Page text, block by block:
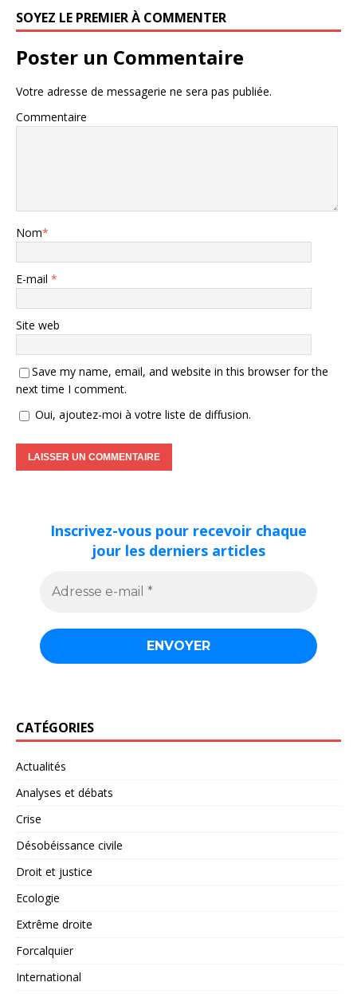
SOYEZ LE PREMIER À COMMENTER
Poster un Commentaire
Votre adresse de messagerie ne sera pas publiée.
Commentaire
Nom*
E-mail *
Site web
Save my name, email, and website in this browser for the
next time I comment.
Oui, ajoutez-moi à votre liste de diffusion.
Inscrivez-vous pour recevoir chaque
jour les derniers articles
CATÉGORIES
Actualités
Analyses et débats
Crise
Désobéissance civile
Droit et justice
Ecologie
Extrême droite
Forcalquier
International